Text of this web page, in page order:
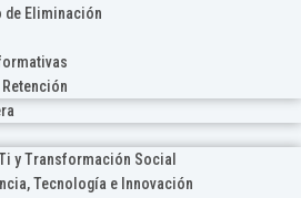
de Eliminación
y Transformación Social
Tecnología e Innovación